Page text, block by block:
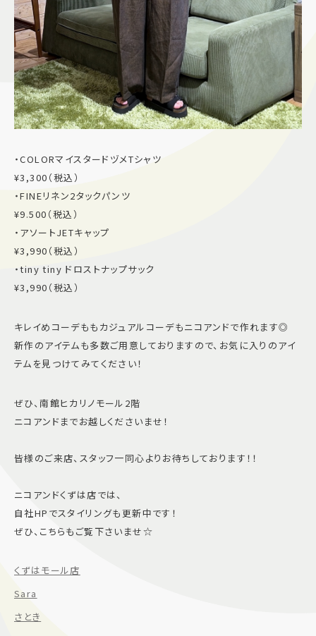
・COLORマイスタードヅメTシャツ
¥3,300（税込）
・FINEリネン2タックパンツ
¥9.500（税込）
・アソートJETキャップ
¥3,990（税込）
・tiny tiny ドロストナップサック
¥3,990（税込）
キレイめコーデももカジュアルコーデもニコアンドで作れます◎
新作のアイテムも多数ご用意しておりますので、お気に入りのアイ
テムを見つけてみてください！
ぜひ、南館ヒカリノモール2階
ニコアンドまでお越しくださいませ！
皆様のご来店、スタッフ一同心よりお待ちしております！！
ニコアンドくずは店では、
自社HPでスタイリングも更新中です！
ぜひ、こちらもご覧下さいませ☆
くずはモール店
Sara
さとき